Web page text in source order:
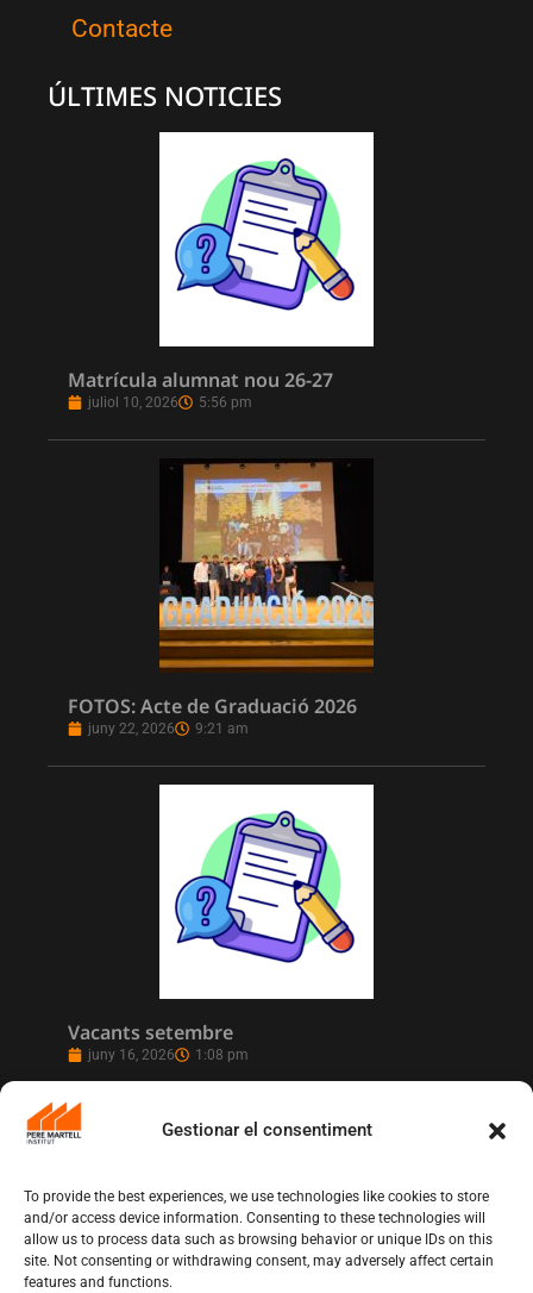
Gestionar el consentiment
To provide the best experiences, we use technologies like cookies to store
and/or access device information. Consenting to these technologies will
allow us to process data such as browsing behavior or unique IDs on this
site. Not consenting or withdrawing consent, may adversely affect certain
features and functions.
Contacte
ÚLTIMES NOTICIES
Matrícula alumnat nou 26-27
juliol 10, 2026 5:56 pm
FOTOS: Acte de Graduació 2026
juny 22, 2026 9:21 am
Vacants setembre
juny 16, 2026 1:08 pm